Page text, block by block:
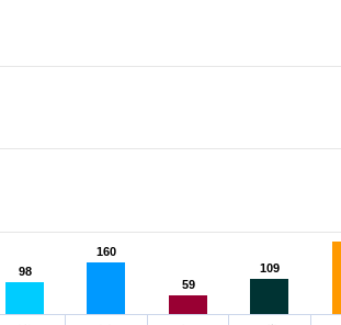
98
98
160
160
59
59
109
109